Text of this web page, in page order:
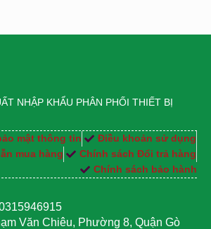
NHẬP KHẨU PHÂN PHỐI THIẾT BỊ
mật thông tin
Điều khoản sử dụng
mua hàng
Chính sách Đổi trả hàng
Chính sách bảo hành
Văn Chiêu, Phường 8, Quận Gò